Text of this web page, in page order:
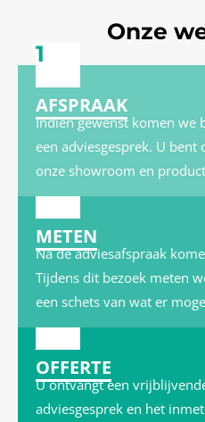
Onze
1
AFSPRAAK
Indien gewenst komen we
een adviesgesprek. U
onze showroom en
2
METEN
Na de adviesafspraak
Tijdens dit bezoek meten
een schets van wat er
3
OFFERTE
U ontvangt een
adviesgesprek en het